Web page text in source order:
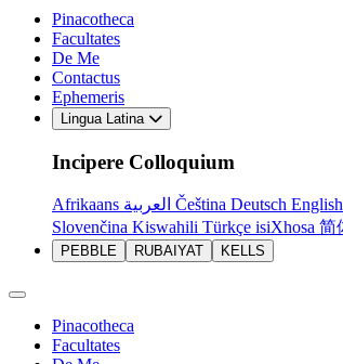
Pinacotheca
Facultates
De Me
Contactus
Ephemeris
Lingua Latina
Incipere Colloquium
Afrikaans Čeština Deutsch English
Slovenčina Kiswahili Türkçe isiXhosa 简
PEBBLE RUBAIYAT KELLS
Pinacotheca
Facultates